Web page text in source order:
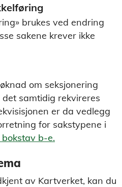
brukes ved endring
sakene krever ikke
om seksjonering
det samtidig rekvireres
er da vedlegg
for sakstypene i
b-e.
av Kartverket, kan du